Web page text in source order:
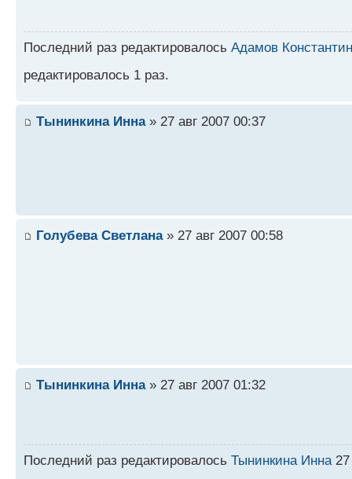
Последний раз редактировалось Адамов Константин
редактировалось 1 раз.
Тынинкина Инна» 27 авг 2007 00:37
Голубева Светлана» 27 авг 2007 00:58
Тынинкина Инна» 27 авг 2007 01:32
Последний раз редактировалось Тынинкина Инна27